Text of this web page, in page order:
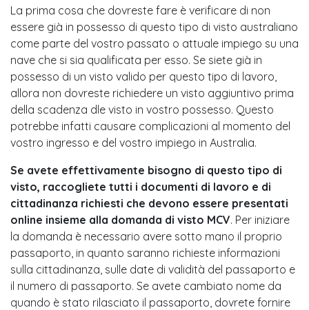
La prima cosa che dovreste fare è verificare di non
essere già in possesso di questo tipo di visto australiano
come parte del vostro passato o attuale impiego su una
nave che si sia qualificata per esso. Se siete già in
possesso di un visto valido per questo tipo di lavoro,
allora non dovreste richiedere un visto aggiuntivo prima
della scadenza dle visto in vostro possesso. Questo
potrebbe infatti causare complicazioni al momento del
vostro ingresso e del vostro impiego in Australia.
Se avete effettivamente bisogno di questo tipo di
visto, raccogliete tutti i documenti di lavoro e di
cittadinanza richiesti che devono essere presentati
online insieme alla domanda di visto MCV. Per iniziare
la domanda è necessario avere sotto mano il proprio
passaporto, in quanto saranno richieste informazioni
sulla cittadinanza, sulle date di validità del passaporto e
il numero di passaporto. Se avete cambiato nome da
quando è stato rilasciato il passaporto, dovrete fornire